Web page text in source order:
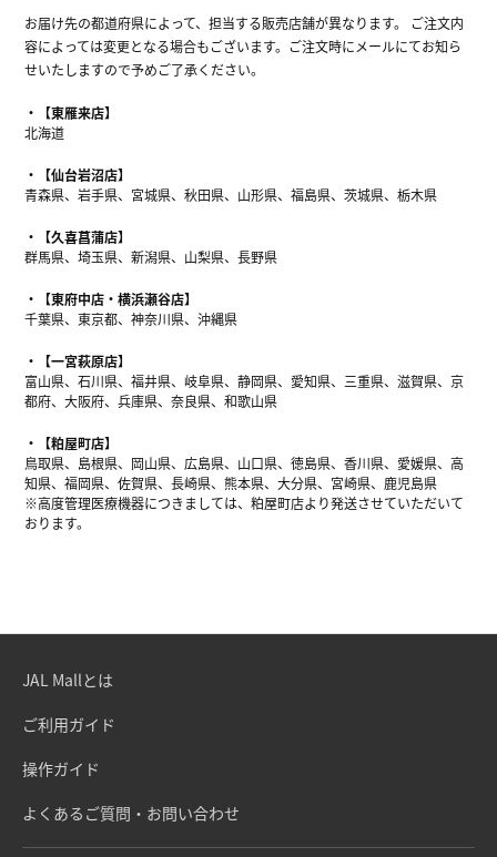
お届け先の都道府県によって、担当する販売店舗が異なります。 ご注文内
容によっては変更となる場合もございます。ご注文時にメールにてお知ら
せいたしますので予めご了承ください。
【東雁来店】
北海道
【仙台岩沼店】
青森県、岩手県、宮城県、秋田県、山形県、福島県、茨城県、栃木県
【久喜菖蒲店】
群馬県、埼玉県、新潟県、山梨県、長野県
【東府中店・横浜瀬谷店】
千葉県、東京都、神奈川県、沖縄県
【一宮萩原店】
富山県、石川県、福井県、岐阜県、静岡県、愛知県、三重県、滋賀県、京
都府、大阪府、兵庫県、奈良県、和歌山県
【粕屋町店】
鳥取県、島根県、岡山県、広島県、山口県、徳島県、香川県、愛媛県、高
知県、福岡県、佐賀県、長崎県、熊本県、大分県、宮崎県、鹿児島県
※高度管理医療機器につきましては、粕屋町店より発送させていただいて
おります。
JAL Mallとは
ご利用ガイド
操作ガイド
よくあるご質問・お問い合わせ